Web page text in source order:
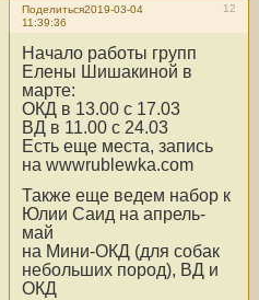
Поделиться 12
2019-03-04
11:39:36
Начало работы групп
Елены Шишакиной в
марте:
ОКД в 13.00 с 17.03
ВД в 11.00 с 24.03
Есть еще места, запись
на wwwrublewka.com
Также еще ведем набор к
Юлии Саид на апрель-
май
на Мини-ОКД (для собак
небольших пород), ВД и
ОКД